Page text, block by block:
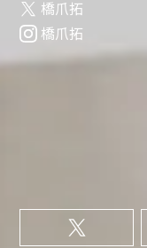
橋爪拓
橋爪拓